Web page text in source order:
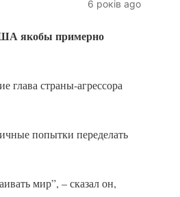
6 років ago
якобы примерно
глава страны-агрессора
попытки переделать
мир”, – сказал он,